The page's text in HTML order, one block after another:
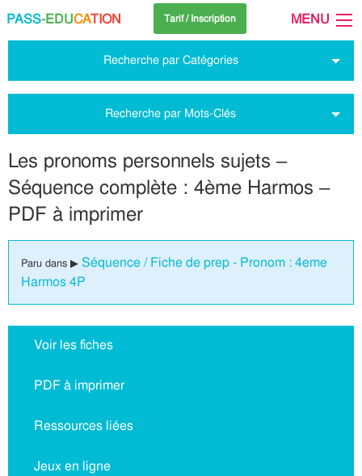
PASS-EDUCATION Tarif / Inscription MENU
Recherche par Catégories
Recherche par Mots-Clés
Les pronoms personnels sujets –
Séquence complète : 4ème Harmos –
PDF à imprimer
Paru dans ▶ Séquence / Fiche de prep - Pronom : 4eme
Harmos 4P
Voir les fiches
PDF à imprimer
Ressources liées
Jeux en ligne